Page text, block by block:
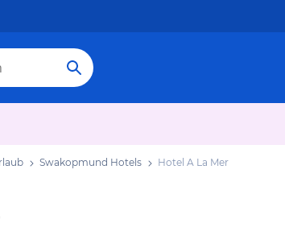
Swakopmund Hotels Hotel A La Mer